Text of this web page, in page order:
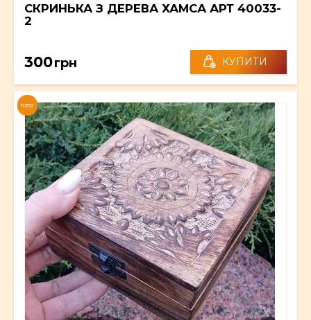
СКРИНЬКА З ДЕРЕВА ХАМСА АРТ 40033-
2
300грн КУПИТИ
NEW